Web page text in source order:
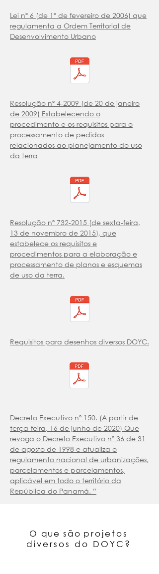
QUERO FALAR COM UM ARQUITETO
Lei nº 6 (de 1º de fevereiro de 2006) que
regulamenta a Ordem Territorial de
Desenvolvimento Urbano
Resolução nº 4-2009 (de 20 de janeiro
de 2009) Estabelecendo o
procedimento e os requisitos para o
processamento de pedidos
relacionados ao planejamento do uso
da terra
Resolução nº 732-2015 (de sexta-feira,
13 de novembro de 2015), que
estabelece os requisitos e
procedimentos para a elaboração e
processamento de planos e esquemas
de uso da terra.
Requisitos para desenhos diversos DOYC.
Decreto Executivo nº 150. (A partir de
terça-feira, 16 de junho de 2020) Que
revoga o Decreto Executivo nº 36 de 31
de agosto de 1998 e atualiza o
regulamento nacional de urbanizações,
parcelamentos e parcelamentos,
aplicável em todo o território da
República do Panamá. ”
O que são projetos
diversos do DOYC?